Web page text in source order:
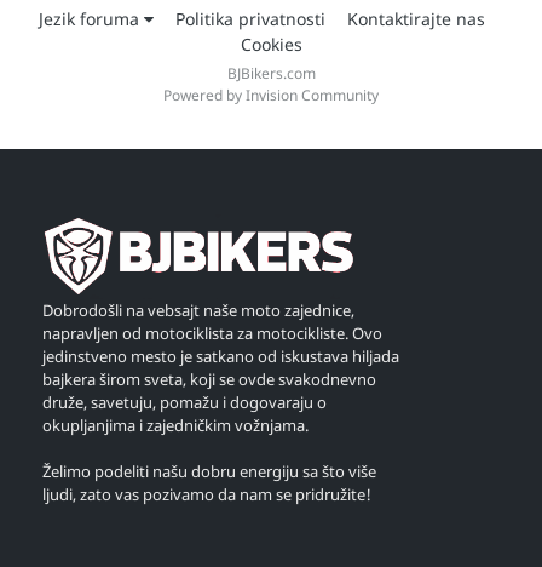
Jezik foruma Politika privatnosti
Kontaktirajte nas
Cookies
BJBikers.com
Powered by Invision Community
Dobrodošli na vebsajt naše moto zajednice,
napravljen od motociklista za motocikliste. Ovo
jedinstveno mesto je satkano od iskustava hiljada
bajkera širom sveta, koji se ovde svakodnevno
druže, savetuju, pomažu i dogovaraju o
okupljanjima i zajedničkim vožnjama.
Želimo podeliti našu dobru energiju sa što više
ljudi, zato vas pozivamo da nam se pridružite!